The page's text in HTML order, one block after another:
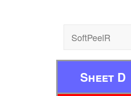
SoftPeelR
Sheet D